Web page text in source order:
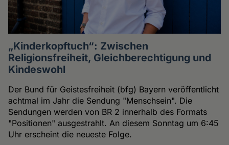
„Kinderkopftuch“: Zwischen
Religionsfreiheit, Gleichberechtigung und
Kindeswohl
Der Bund für Geistesfreiheit (bfg) Bayern veröffentlicht
achtmal im Jahr die Sendung "Menschsein". Die
Sendungen werden von BR 2 innerhalb des Formats
"Positionen" ausgestrahlt. An diesem Sonntag um 6:45
Uhr erscheint die neueste Folge.